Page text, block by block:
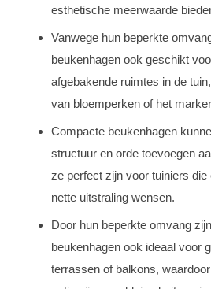
esthetische meerwaarde
Vanwege hun beperkte
beukenhagen ook geschikt
afgebakende ruimtes in de
van bloemperken of het
Compacte beukenhagen
structuur en orde toevoegen
ze perfect zijn voor tuiniers
nette uitstraling wensen.
Door hun beperkte omvang
beukenhagen ook ideaal voor
terrassen of balkons,